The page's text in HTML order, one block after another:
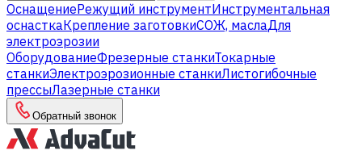
ОснащениеРежущий инструментИнструментальная
оснасткаКрепление заготовкиСОЖ, маслаДля
электроэрозии
ОборудованиеФрезерные станкиТокарные
станкиЭлектроэрозионные станкиЛистогибочные
прессыЛазерные станки
Обратный звонок